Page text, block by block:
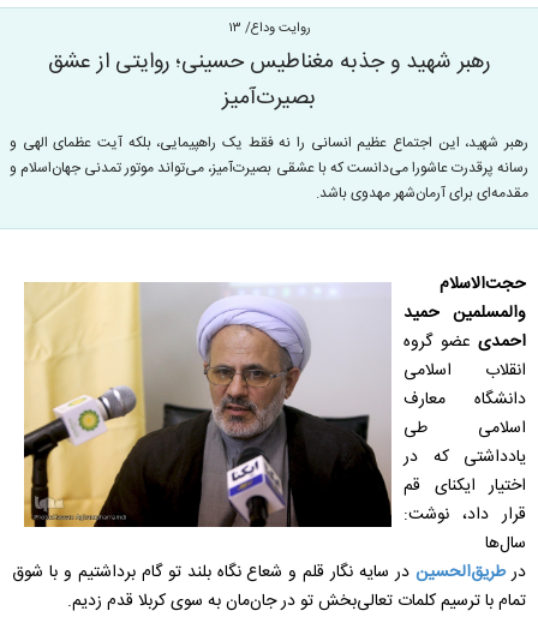
روایت وداع/ ۱۳
رهبر شهید و جذبه مغناطیس حسینی؛ روایتی از عشق
بصیرت‌آمیز
رهبر شهید، این اجتماع عظیم انسانی را نه فقط یک راهپیمایی، بلکه آیت عظمای الهی و
رسانه پرقدرت عاشورا می‌دانست که با عشقی بصیرت‌آمیز، می‌تواند موتور تمدنی جهان‌اسلام و
مقدمه‌ای برای آرمان‌شهر مهدوی باشد.
حجت‌الاسلام
والمسلمین حمید
احمدی عضو گروه
انقلاب اسلامی
دانشگاه معارف
اسلامی طی
یادداشتی که در
اختیار ایکنای قم
قرار داد، نوشت:
سال‌ها
درطريق‌الحسیندر سایه ‌نگار قلم و شعاع نگاه بلند تو گام برداشتیم و با شوق
تمام با ترسیم کلمات تعالی‌بخش تو در جان‌مان به سوی کربلا قدم زدیم.